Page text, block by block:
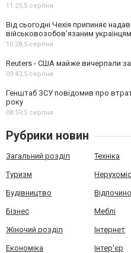
11:25,5 серпня
Від сьогодні Чехія припиняє
військовозобов’язаним українцям
10:28,5 серпня
Reuters - США майже вичерпали
09:43,5 серпня
Генштаб ЗСУ повідомив про
року
08:59,5 серпня
Рубрики новин
Загальний розділ Техніка
Туризм
Будівництво
Бізнес Меблі
Жіночий розділ Інтернет
Економіка Інтер'єр